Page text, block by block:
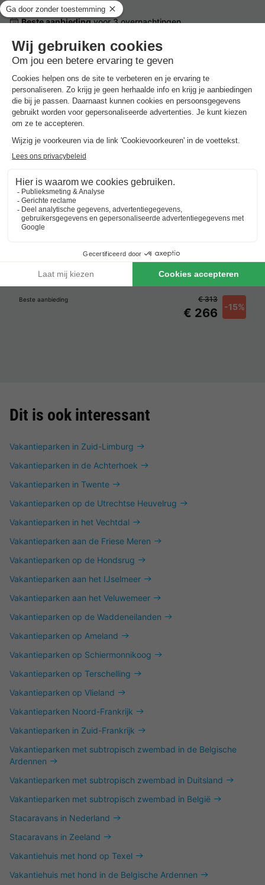
Beste aanbiedingvoor 3 overnachtingen
Center Parcs Les Bois-Francs
Frankrijk-Haute normandië-Les barils
Beste aanbieding
€ 266 -15%
€ 313
Haute Normandië
Beste aanbiedingvoor 3 overnachtingen
Center Parcs Les Bois-Francs
Frankrijk-Haute normandië Les barils
Beste aanbieding
€ 266 -15%
€ 313
Dit is ook interessant
Vakantieparken in Zuid-Limburg
Vakantieparken in de Achterhoek
Vakantieparken in Twente
Vakantieparken op de Utrechtse Heuvelrug
Vakantieparken in het Vechtdal
Vakantieparken aan de Friese Meren
Vakantieparken op de Hondsrug
Vakantieparken aan het IJselmeer
Vakantieparken aan het Veluwemeer
Vakantieparken op de Waddeneilanden
Vakantieparken op Ameland
Vakantieparken op Schiermonnikoog
Vakantieparken op Terschelling
Vakantieparken op Vlieland
Vakantieparken Noord-Frankrijk
Vakantieparken in Zuid-Frankrijk
Vakantieparken met subtropisch zwembad in de Belgische
Ardennen
Vakantieparken met subtropisch zwembad in Duitsland
Vakantieparken met subtropisch zwembad in België
Stacaravans in Nederland
Stacaravans in Zeeland
Vakantiehuis met hond op Texel
Vakantiehuis met hond in de Belgische Ardennen